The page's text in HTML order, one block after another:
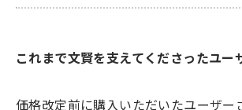
これまで文賢を支えてくださったユー
価格改定前に購入いただいたユーザー